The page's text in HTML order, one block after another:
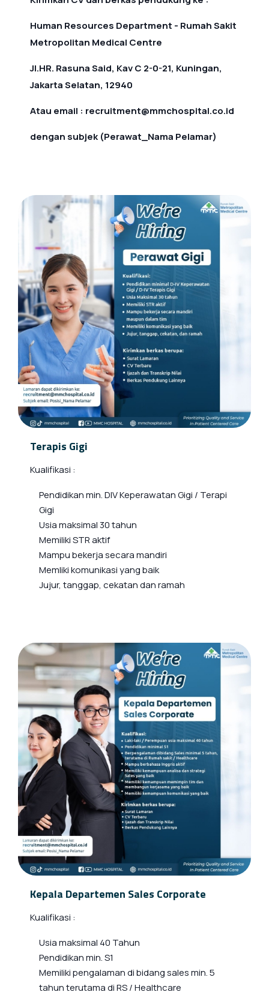
Human Resources Department - Rumah Sakit
Metropolitan Medical Centre
Jl.HR. Rasuna Said, Kav C 2-0-21, Kuningan,
Jakarta Selatan, 12940
Atau email : recruitment@mmchospital.co.id
dengan subjek (Perawat_Nama Pelamar)
Terapis Gigi
Kualifikasi :
Pendidikan min. DIV Keperawatan Gigi / Terapi
Gigi
Usia maksimal 30 tahun
Memiliki STR aktif
Mampu bekerja secara mandiri
Memliki komunikasi yang baik
Jujur, tanggap, cekatan dan ramah
Kepala Departemen Sales Corporate
Kualifikasi :
Usia maksimal 40 Tahun
Pendidikan min. S1
Memiliki pengalaman di bidang sales min. 5
tahun terutama di RS / Healthcare